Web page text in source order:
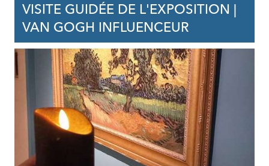
VISITE GUIDÉE DE L'EXPOSITION |
VAN GOGH INFLUENCEUR